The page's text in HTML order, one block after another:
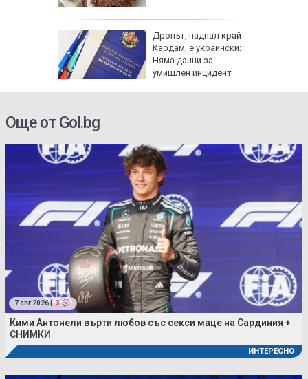
Дронът, паднал край
Кардам, е украински:
Няма данни за
умишлен инцидент
Още от Gol.bg
7 авг 2026 | 3
Кими Антонели върти любов със секси маце на Сардиния +
СНИМКИ
ИНТЕРЕСНО